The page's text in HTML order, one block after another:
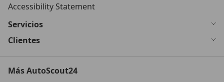
Accessibility Statement
Servicios
Clientes
Más AutoScout24